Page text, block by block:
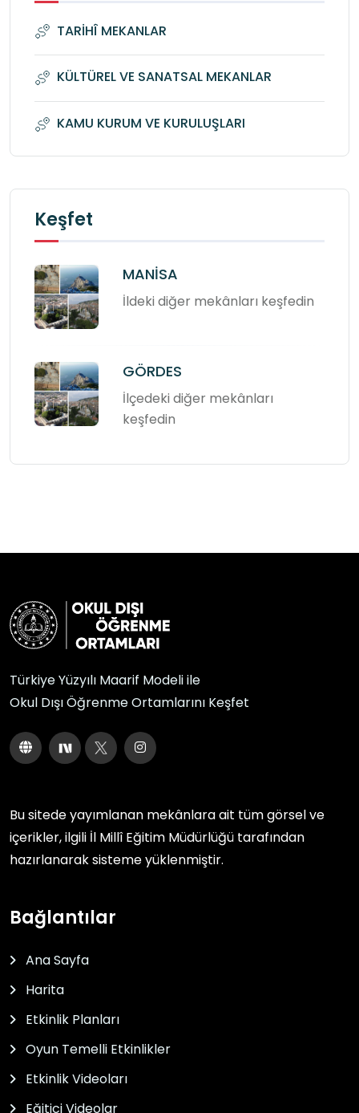
TARİHÎ MEKANLAR
KÜLTÜREL VE SANATSAL MEKANLAR
KAMU KURUM VE KURULUŞLARI
Keşfet
MANİSA
İldeki diğer mekânları keşfedin
GÖRDES
İlçedeki diğer mekânları
keşfedin
Türkiye Yüzyılı Maarif Modeli ile
Okul Dışı Öğrenme Ortamlarını Keşfet
Bu sitede yayımlanan mekânlara ait tüm görsel ve
içerikler, ilgili İl Millî Eğitim Müdürlüğü tarafından
hazırlanarak sisteme yüklenmiştir.
Bağlantılar
Ana Sayfa
Harita
Etkinlik Planları
Oyun Temelli Etkinlikler
Etkinlik Videoları
Eğitici Videolar